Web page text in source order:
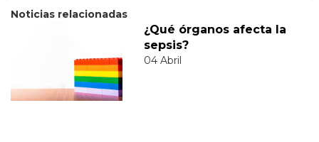
Noticias relacionadas
¿Qué órganos afecta la
sepsis?
04 Abril